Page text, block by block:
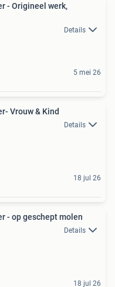
- Origineel werk,
Details
5 mei 26
Vrouw & Kind
Details
18 jul 26
- op geschept molen
Details
18 jul 26